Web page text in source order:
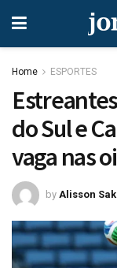
Home ESPORTES
do Sul e
vaga nas
by Alisson